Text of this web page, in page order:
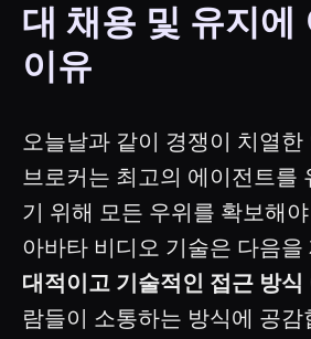
대 채용 및 유지에
이유
오늘날과 같이 경쟁이 치열한
브로커는 최고의 에이전트를
기 위해 모든 우위를 확보해
아바타 비디오 기술은 다음을
대적이고 기술적인 접근 방식
람들이 소통하는 방식에 공